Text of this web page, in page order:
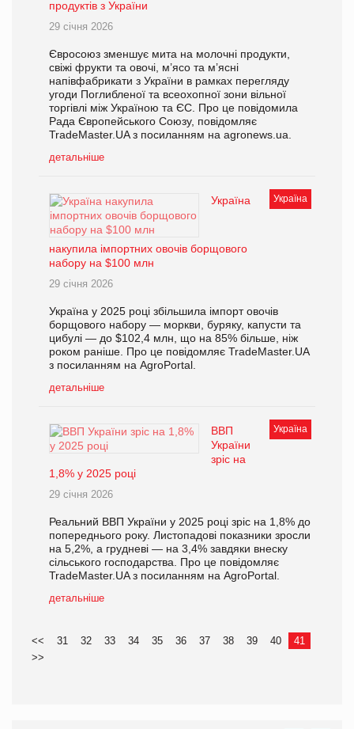
продуктів з України
29 січня 2026
Євросоюз зменшує мита на молочні продукти,
свіжі фрукти та овочі, м’ясо та м’ясні
напівфабрикати з України в рамках перегляду
угоди Поглибленої та всеохопної зони вільної
торгівлі між Україною та ЄС. Про це повідомила
Рада Європейського Союзу, повідомляє
TradeMaster.UA з посиланням на agronews.ua.
детальніше
Україна
Україна
накупила імпортних овочів борщового
набору на $100 млн
29 січня 2026
Україна у 2025 році збільшила імпорт овочів
борщового набору — моркви, буряку, капусти та
цибулі — до $102,4 млн, що на 85% більше, ніж
роком раніше. Про це повідомляє TradeMaster.UA
з посиланням на AgroPortal.
детальніше
Україна
ВВП
України
зріс на
1,8% у 2025 році
29 січня 2026
Реальний ВВП України у 2025 році зріс на 1,8% до
попереднього року. Листопадові показники зросли
на 5,2%, а грудневі — на 3,4% завдяки внеску
сільського господарства. Про це повідомляє
TradeMaster.UA з посиланням на AgroPortal.
детальніше
<< 31 32 33 34 35 36 37 38 39 40
41
>>